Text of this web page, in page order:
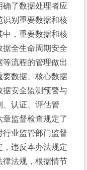
了数据处理者应
识别重要数据和核
中，重要数据和核
全生命周期安全
流程的管理做出
要数据、核心数据
据安全监测预警与
、认证、评估管
监督检查规定了
行业监管部门监督
违反本办法规定
律法规，根据情节